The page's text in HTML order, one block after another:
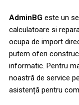
AdminBG este un
calculatoare si
ocupa de import
putem oferi
informatic. Pentru
noastră de service
asistență pentru